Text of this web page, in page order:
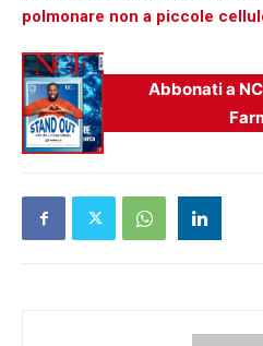
polmonare non a piccole
Abbonati a